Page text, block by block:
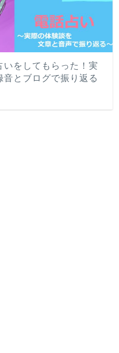
いをしてもらった！実
音とブログで振り返る